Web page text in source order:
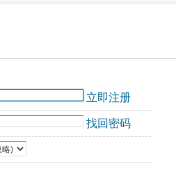
立即注册
找回密码